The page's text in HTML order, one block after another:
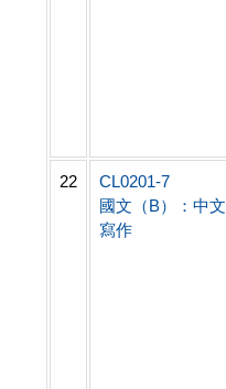
22
CL0201-7
國文（B）：中文
寫作